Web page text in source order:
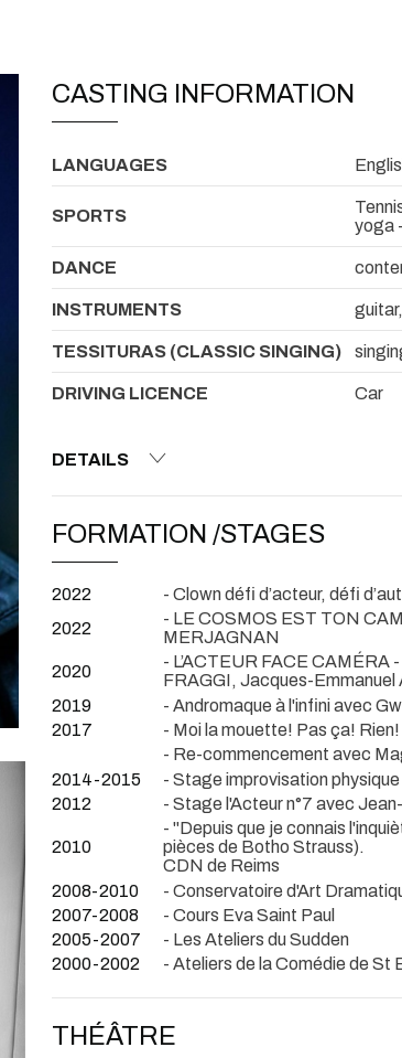
CASTING INFORMATION
LANGUAGES
SPORTS
yoga
DANCE
INSTRUMENTS
TESSITURAS (CLASSIC SINGING)
DRIVING LICENCE Car
DETAILS
FORMATION /STAGES
2022
- Clown défi d’acteur, défi
2022
- LE COSMOS EST TON
MERJAGNAN
2020
- L’ACTEUR FACE
FRAGGI, Jacques-
2019
- Andromaque à l'infini avec
2017
- Moi la mouette! Pas ça!
- Re-commencement avec
2014-2015
- Stage improvisation
2012
- Stage l'Acteur n°7 avec
2010
- "Depuis que je connais
pièces de Botho Strauss).
CDN de Reims
2008-2010
- Conservatoire d'Art
2007-2008
- Cours Eva Saint Paul
2005-2007
- Les Ateliers du Sudden
2000-2002
- Ateliers de la Comédie de St
THÉÂTRE